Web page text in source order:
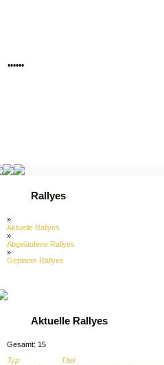
Rallyes
»
Aktuelle Rallyes
»
Abgelaufene Rallyes
»
Geplante Rallyes
Aktuelle Rallyes
Gesamt: 15
Typ
Titel